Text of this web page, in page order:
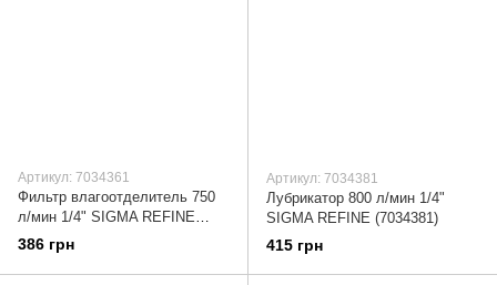
Артикул: 7034361
Фильтр влагоотделитель 750
л/мин 1/4" SIGMA REFINE
(7034361)
386 грн
Артикул: 7034381
Лубрикатор 800 л/мин 1/4"
SIGMA REFINE (7034381)
415 грн